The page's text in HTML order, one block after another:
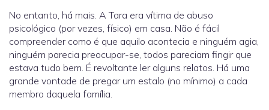
No entanto, há mais. A Tara era vítima de abuso
psicológico (por vezes, físico) em casa. Não é fácil
compreender como é que aquilo acontecia e ninguém agia,
ninguém parecia preocupar-se, todos pareciam fingir que
estava tudo bem. É revoltante ler alguns relatos. Há uma
grande vontade de pregar um estalo (no mínimo) a cada
membro daquela família.